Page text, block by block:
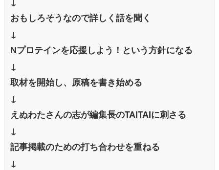
おもしろそうなので詳しく話を聞く
↓
Nプロテインを応援しよう！という方針になる
↓
取材を開始し、原稿を書き始める
↓
えぬわたさんの志が編集長のTAITAIに刺さる
↓
記事掲載のための打ち合わせを重ねる
↓